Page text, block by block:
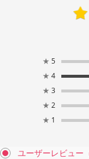
★ 5
★ 4
★ 3
★ 2
★ 1
ユーザーレビュー